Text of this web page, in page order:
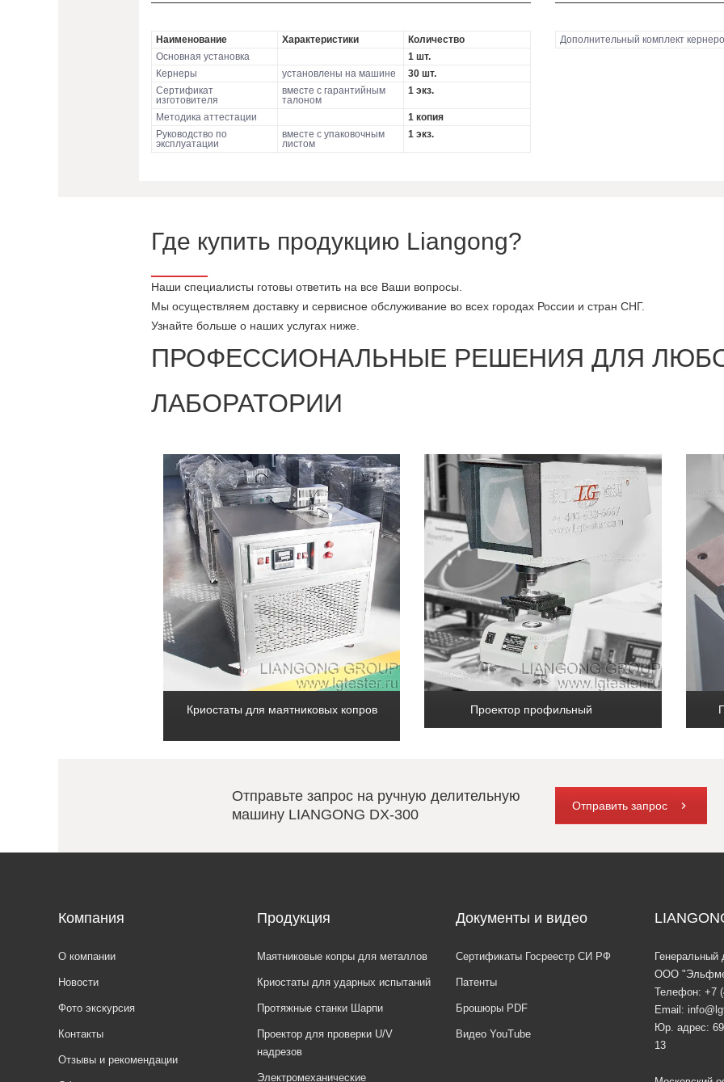
Наименование Характеристики
Количество
Основная установка
1 шт.
Кернеры
установлены на машине
30 шт.
Сертификат
изготовителя
вместе с гарантийным
талоном
1 экз.
Методика аттестации
1 копия
Руководство по
эксплуатации
вместе с упаковочным
листом
1 экз.
Дополнительный комплект
Где купить продукцию Liangong?
Наши специалисты готовы ответить на все Ваши вопросы.
Мы осуществляем доставку и сервисное обслуживание во всех городах России и стран СНГ.
Узнайте больше о наших услугах ниже.
ПРОФЕССИОНАЛЬНЫЕ РЕШЕНИЯ ДЛЯ
ЛАБОРАТОРИИ
Криостаты для маятниковых копров Проектор профильный
Отправьте запрос на ручную делительную
машину LIANGONG DX-300
Отправить запрос
Компания
О компании
Новости
Фото экскурсия
Контакты
Отзывы и рекомендации
Продукция
Маятниковые копры для металлов
Криостаты для ударных испытаний
Протяжные станки Шарпи
Проектор для проверки U/V
надрезов
Электромеханические
Документы и видео
Сертификаты Госреестр СИ РФ
Патенты
Брошюры PDF
Видео YouTube
Генеральный
ООО
Телефон: +7
Email:
Юр. адрес:
13